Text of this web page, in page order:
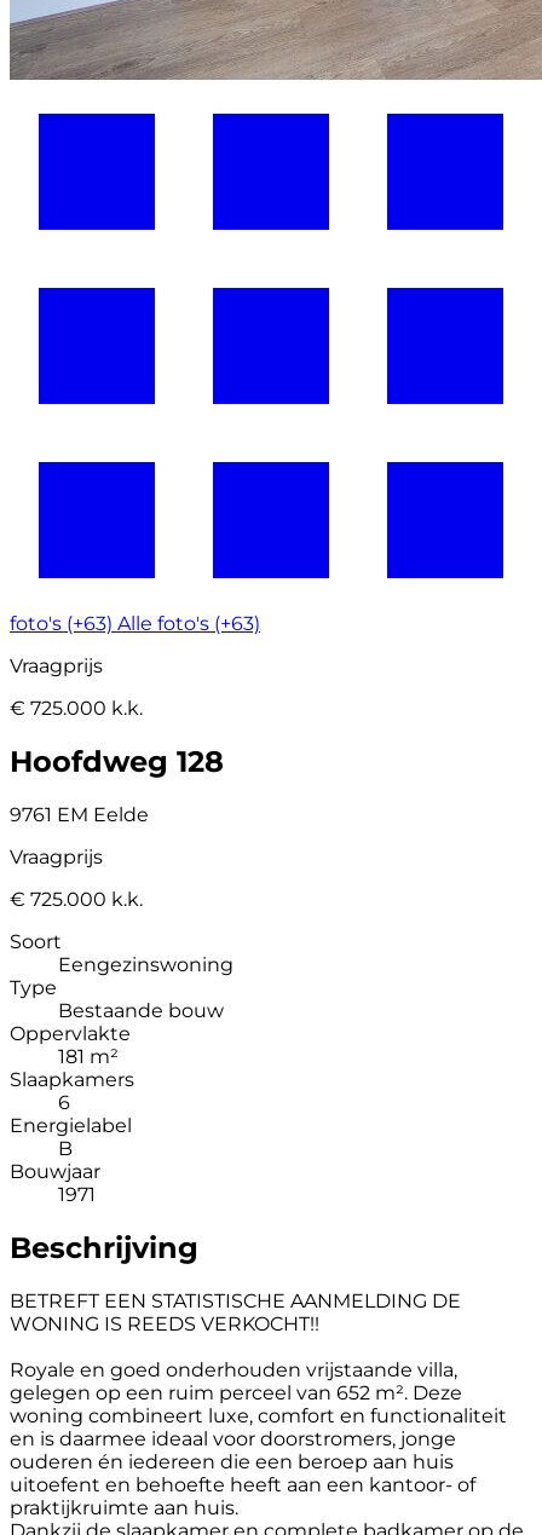
foto's (+63) Alle foto's (+63)
Vraagprijs
€ 725.000 k.k.
Hoofdweg 128
9761 EM Eelde
Vraagprijs
€ 725.000 k.k.
Soort
Eengezinswoning
Type
Bestaande bouw
Oppervlakte
181 m²
Slaapkamers
6
Energielabel
B
Bouwjaar
1971
Beschrijving
BETREFT EEN STATISTISCHE AANMELDING DE
WONING IS REEDS VERKOCHT!!
Royale en goed onderhouden vrijstaande villa,
gelegen op een ruim perceel van 652 m². Deze
woning combineert luxe, comfort en functionaliteit
en is daarmee ideaal voor doorstromers, jonge
ouderen én iedereen die een beroep aan huis
uitoefent en behoefte heeft aan een kantoor- of
praktijkruimte aan huis.
Dankzij de slaapkamer en complete badkamer op de